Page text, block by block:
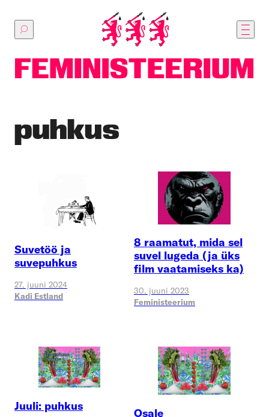
sisu
juurde
puhkus
Suvetöö ja
suvepuhkus
27. juuni 2024
Kadi Estland
8 raamatut, mida sel
suvel lugeda (ja üks
film vaatamiseks ka)
30. juuni 2023
Feministeerium
Juuli: puhkus
Osale